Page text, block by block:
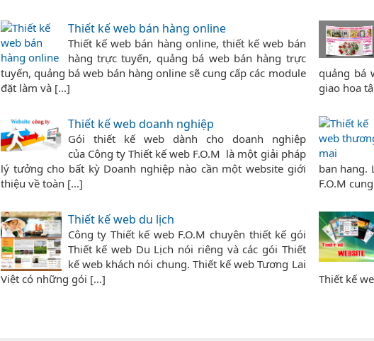
Thiết kế web bán hàng online
Thiết kế web bán hàng online, thiết kế web bán
hàng trực tuyến, quảng bá web bán hàng trực
tuyến, quảng bá web bán hàng online sẽ cung cấp các module
đặt làm và [...]
quảng bá
giao hoa
Thiết kế web doanh nghiệp
Gói thiết kế web dành cho doanh nghiệp
của Công ty Thiết kế web F.O.M là một giải pháp
lý tưởng cho bất kỳ Doanh nghiệp nào cần một website giới
thiệu về toàn [...]
ban hang.
F.O.M
Thiết kế web du lịch
Công ty Thiết kế web F.O.M chuyên thiết kế gói
Thiết kế web Du Lịch nói riêng và các gói Thiết
kế web khách nói chung. Thiết kế web Tương Lai
Việt có những gói [...]
Thiết kế